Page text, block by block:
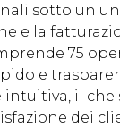
sotto un
e la
75
e
il
dei